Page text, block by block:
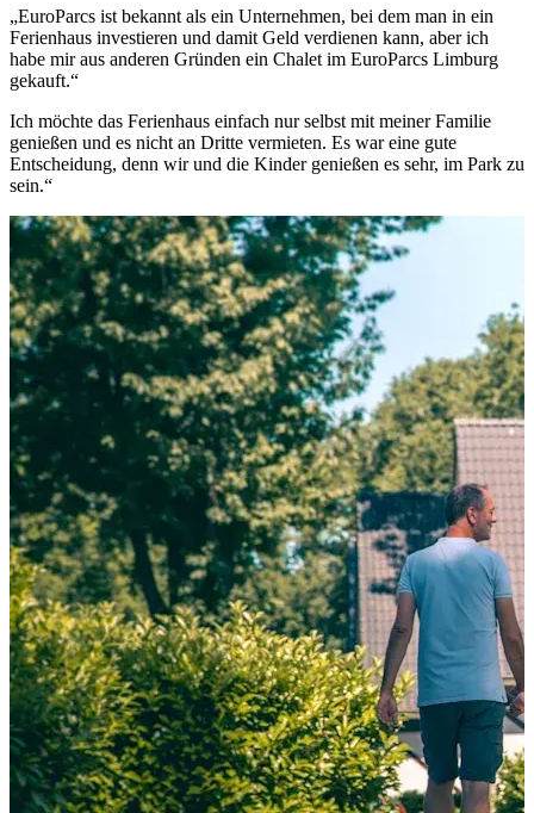
„EuroParcs ist bekannt als ein Unternehmen, bei dem man in ein
Ferienhaus investieren und damit Geld verdienen kann, aber ich
habe mir aus anderen Gründen ein Chalet im EuroParcs Limburg
gekauft.“
Ich möchte das Ferienhaus einfach nur selbst mit meiner Familie
genießen und es nicht an Dritte vermieten. Es war eine gute
Entscheidung, denn wir und die Kinder genießen es sehr, im Park zu
sein.“